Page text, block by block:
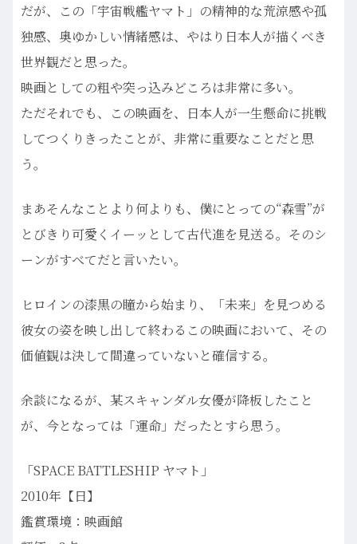
だが、この「宇宙戦艦ヤマト」の精神的な荒涼感や孤
独感、奥ゆかしい情緒感は、やはり日本人が描くべき
世界観だと思った。
映画としての粗や突っ込みどころは非常に多い。
ただそれでも、この映画を、日本人が一生懸命に挑戦
してつくりきったことが、非常に重要なことだと思
う。
まあそんなことより何よりも、僕にとっての“森雪”が
とびきり可愛くイーッとして古代進を見送る。そのシ
ーンがすべてだと言いたい。
ヒロインの漆黒の瞳から始まり、「未来」を見つめる
彼女の姿を映し出して終わるこの映画において、その
価値観は決して間違っていないと確信する。
余談になるが、某スキャンダル女優が降板したこと
が、今となっては「運命」だったとすら思う。
「SPACE BATTLESHIP ヤマト」
2010年【日】
鑑賞環境：映画館